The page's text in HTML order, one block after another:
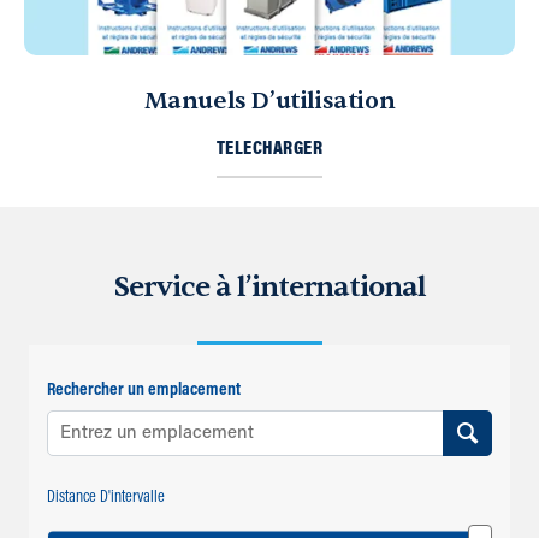
Manuels D’utilisation
TELECHARGER
Service à l’international
Rechercher un emplacement
Distance D'intervalle